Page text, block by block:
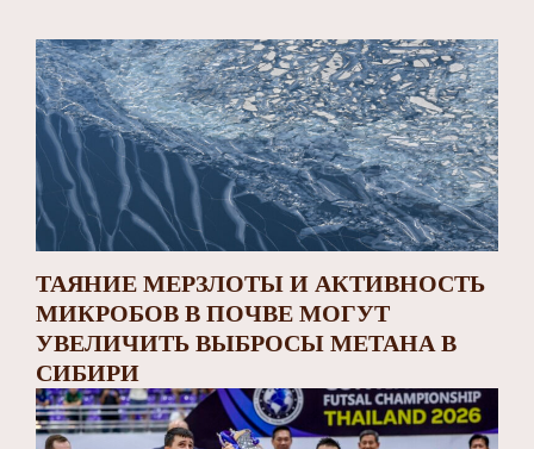
ТАЯНИЕ МЕРЗЛОТЫ И АКТИВНОСТЬ
МИКРОБОВ В ПОЧВЕ МОГУТ
УВЕЛИЧИТЬ ВЫБРОСЫ МЕТАНА В
СИБИРИ